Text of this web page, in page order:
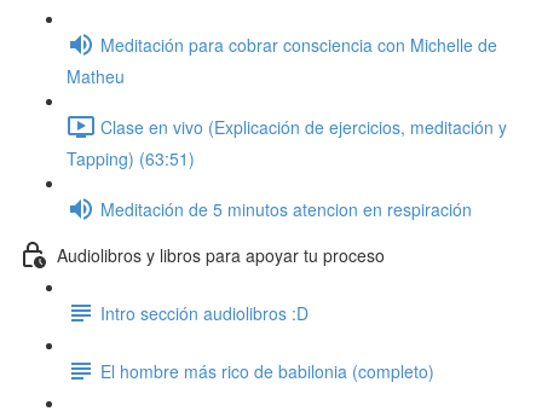
Meditación para cobrar consciencia con Michelle de
Matheu
Clase en vivo (Explicación de ejercicios, meditación y
Tapping) (63:51)
Meditación de 5 minutos atencion en respiración
Audiolibros y libros para apoyar tu proceso
Intro sección audiolibros :D
El hombre más rico de babilonia (completo)